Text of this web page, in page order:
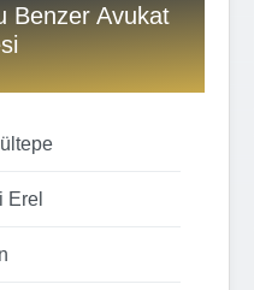
Benzer Avukat
Erel